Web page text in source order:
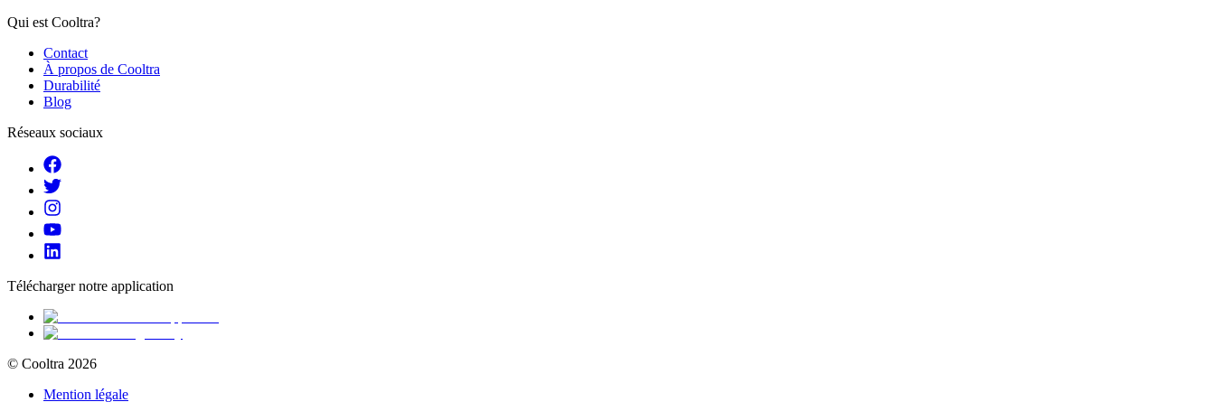
Qui est Cooltra?
Contact
À propos de Cooltra
Durabilité
Blog
Réseaux sociaux
Télécharger notre application
© Cooltra 2026
Mention légale